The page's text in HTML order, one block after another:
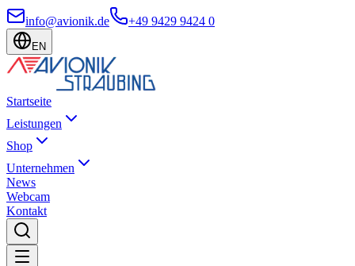
info@avionik.de +49 9429 9424 0
EN
Startseite
Leistungen
Shop
Unternehmen
News
Webcam
Kontakt